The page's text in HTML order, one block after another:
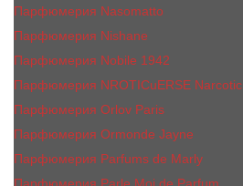
Парфюмерия Nasomatto
Парфюмерия Nishane
Парфюмерия Nobile 1942
Парфюмерия NROTICuERSE Narcotic
Парфюмерия Orlov Paris
Парфюмерия Ormonde Jayne
Парфюмерия Parfums de Marly